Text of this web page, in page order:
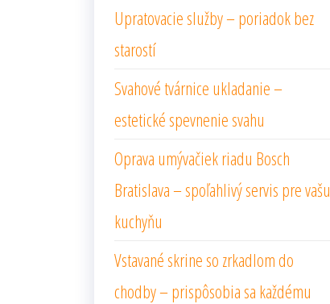
Upratovacie služby – poriadok bez
starostí
Svahové tvárnice ukladanie –
estetické spevnenie svahu
Oprava umývačiek riadu Bosch
Bratislava – spoľahlivý servis pre vašu
kuchyňu
Vstavané skrine so zrkadlom do
chodby – prispôsobia sa každému